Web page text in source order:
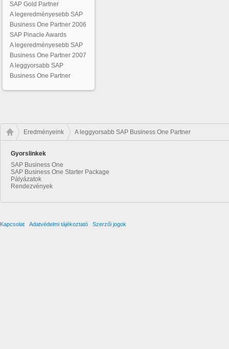
SAP Gold Partner
A legeredményesebb SAP
Business One Partner 2006
SAP Pinacle Awards
A legeredményesebb SAP
Business One Partner 2007
A leggyorsabb SAP
Business One Partner
Eredményeink A leggyorsabb SAP Business One Partner
Gyorslinkek
SAP Business One
SAP Business One Starter Package
Pályázatok
Rendezvények
Kapcsolat Adatvédelmi tájékoztató Szerzői jogok